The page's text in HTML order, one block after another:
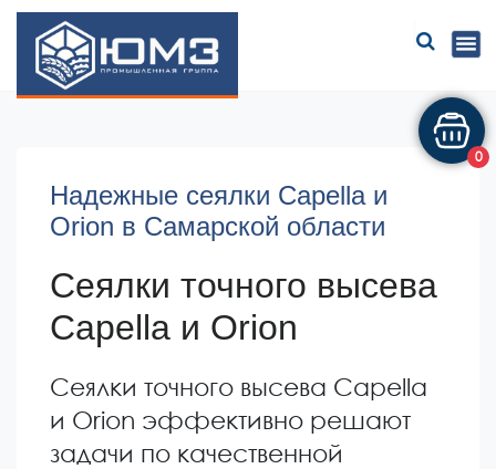
ЮМЗ
Надежные сеялки Capella и
Orion в Самарской области
Сеялки точного высева
Capella и Orion
Сеялки точного высева Capella
и Orion эффективно решают
задачи по качественной
0